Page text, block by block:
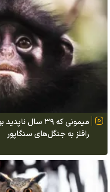
میمونی که ۳۹
رافلز به جنگل‌های سنگاپور